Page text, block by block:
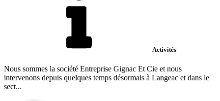
Activités
Nous sommes la société Entreprise Gignac Et Cie et nous
intervenons depuis quelques temps désormais à Langeac et dans le
sect...